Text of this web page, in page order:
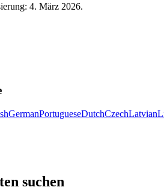
4. März 2026.
GermanPortugueseDutchCzechLatvian
suchen